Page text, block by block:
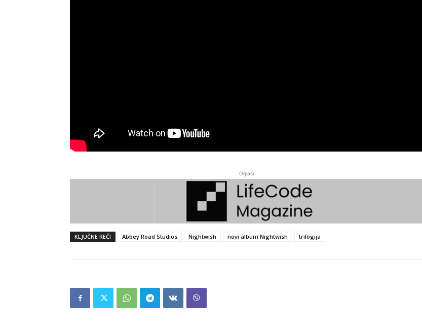
Oglasi
KLJUČNE REČI Abbey Road Studios Nightwish novi album Nightwish trilogija